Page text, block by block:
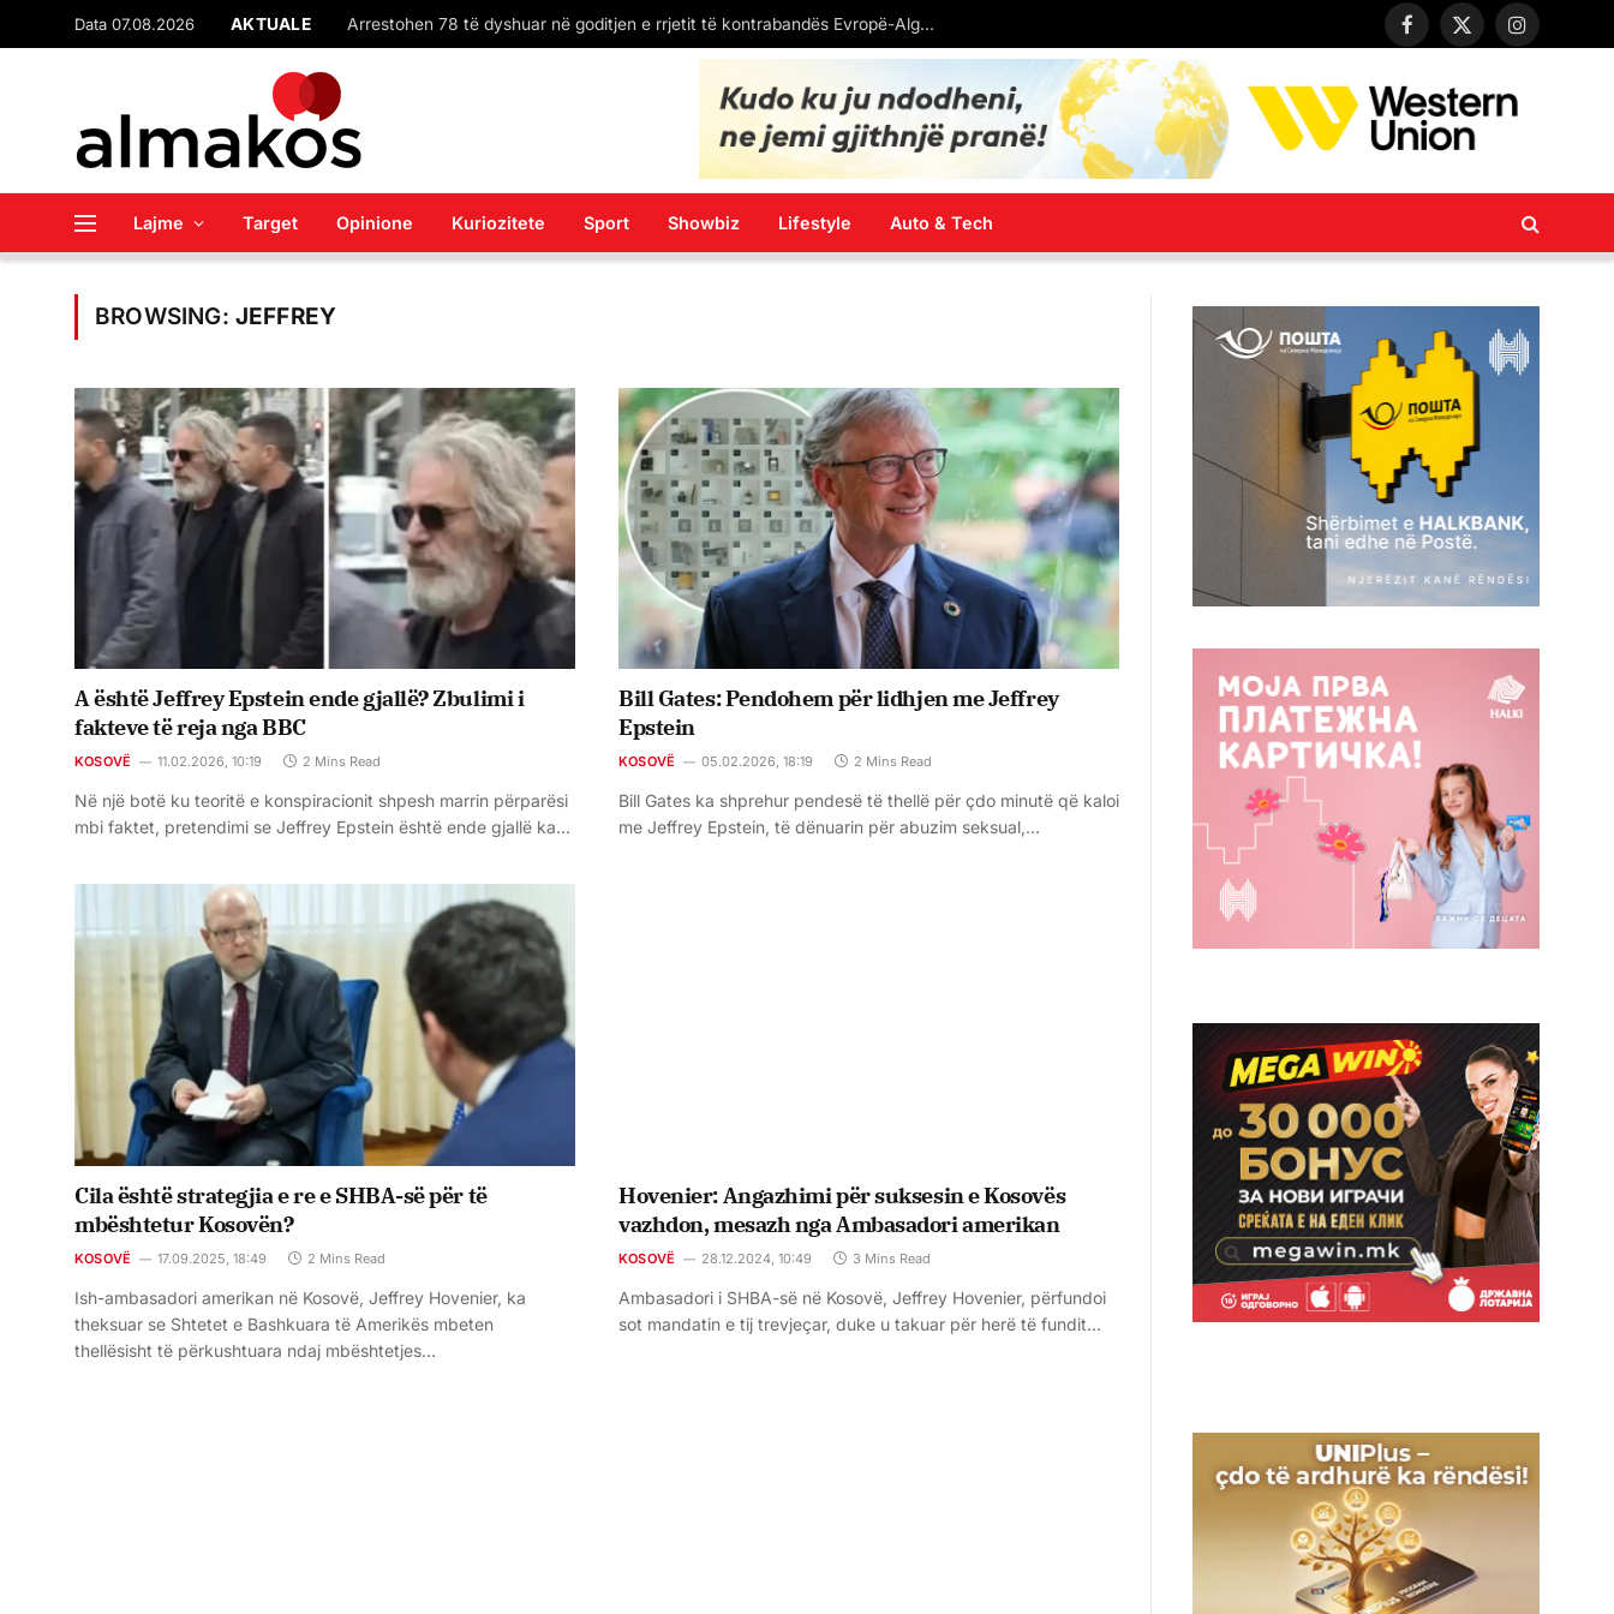
Data 07.08.2026 AKTUALE Arrestohen 78 të dyshuar në goditjen e rrjetit të kontrabandës Evropë-Algjeri
Facebook
X
Instagram
Lajme Target Opinione Kuriozitete Sport Showbiz Lifestyle Auto & Tech
BROWSING: JEFFREY
A është Jeffrey Epstein ende gjallë? Zbulimi i
fakteve të reja nga BBC
KOSOVË 11.02.2026, 10:19 2 Mins Read
Në një botë ku teoritë e konspiracionit shpesh marrin përparësi
mbi faktet, pretendimi se Jeffrey Epstein është ende gjallë ka…
Bill Gates: Pendohem për lidhjen me Jeffrey
Epstein
KOSOVË 05.02.2026, 18:19 2 Mins Read
Bill Gates ka shprehur pendesë të thellë për çdo minutë që kaloi
me Jeffrey Epstein, të dënuarin për abuzim seksual,…
Cila është strategjia e re e SHBA-së për të
mbështetur Kosovën?
KOSOVË 17.09.2025, 18:49 2 Mins Read
Ish-ambasadori amerikan në Kosovë, Jeffrey Hovenier, ka
theksuar se Shtetet e Bashkuara të Amerikës mbeten
thellësisht të përkushtuara ndaj mbështetjes…
Hovenier: Angazhimi për suksesin e Kosovës
vazhdon, mesazh nga Ambasadori amerikan
KOSOVË 28.12.2024, 10:49 3 Mins Read
Ambasadori i SHBA-së në Kosovë, Jeffrey Hovenier, përfundoi
sot mandatin e tij trevjeçar, duke u takuar për herë të fundit…